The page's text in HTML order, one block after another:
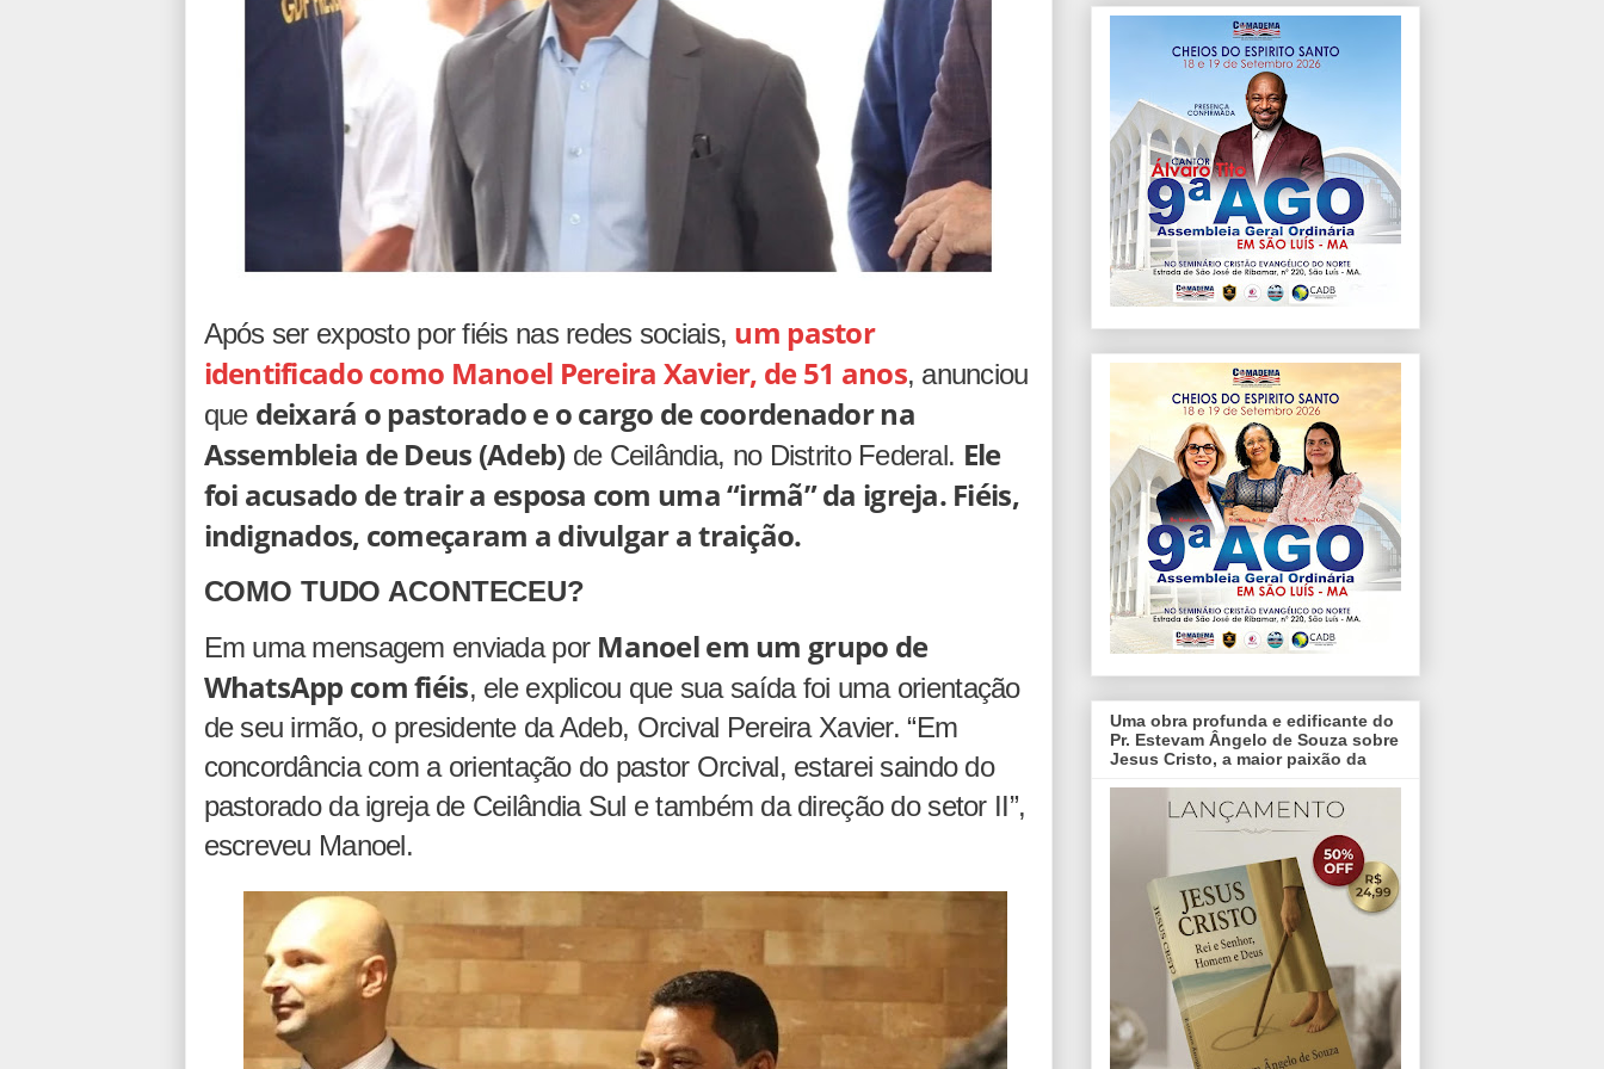
Após ser exposto por fiéis nas redes sociais, um pastor
identificado como Manoel Pereira Xavier, de 51 anos, anunciou
que deixará o pastorado e o cargo de coordenador na
Assembleia de Deus (Adeb) de Ceilândia, no Distrito Federal. Ele
foi acusado de trair a esposa com uma “irmã” da igreja. Fiéis,
indignados, começaram a divulgar a traição.
COMO TUDO ACONTECEU?
Em uma mensagem enviada por Manoel em um grupo de
WhatsApp com fiéis, ele explicou que sua saída foi uma orientação
de seu irmão, o presidente da Adeb, Orcival Pereira Xavier. “Em
concordância com a orientação do pastor Orcival, estarei saindo do
pastorado da igreja de Ceilândia Sul e também da direção do setor II”,
escreveu Manoel.
Uma obra profunda e edificante do
Pr. Estevam Ângelo de Souza sobre
Jesus Cristo, a maior paixão da